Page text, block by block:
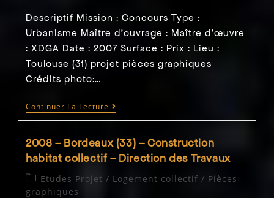
Entrepôts
–
Concours
Descriptif Mission : Concours Type :
Urbanisme Maître d'ouvrage : Maître d’œuvre
: XDGA Date : 2007 Surface : Prix : Lieu :
Toulouse (31) projet pièces graphiques
Crédits photo:…
Continuer La Lecture 2007
–
Toulouse
(31)
–
Pôle
D’activité
Sur
Ancien
2008 – Bordeaux (33) – Construction
habitat collectif – Direction des Travaux
Post
category:
Etudes Projet / Logement collectif / Pièces
graphiques